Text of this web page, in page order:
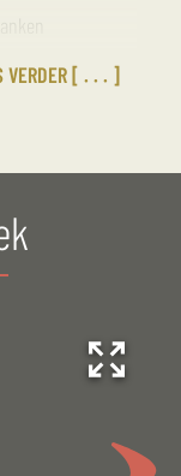
stoelen
een tafel,
VERDER